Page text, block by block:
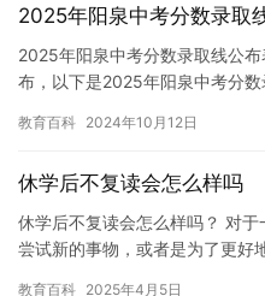
2025年阳泉中考分数录取
2025年阳泉中考分数录取线公
布，以下是2025年阳泉中考分
教育百科 2024年10月12日
休学后不复读会怎么样吗
休学后不复读会怎么样吗？ 对
尝试新的事物，或者是为了更好
教育百科 2025年4月5日